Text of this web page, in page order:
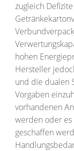
zugleich
hohen
Hersteller
und die dualen
Vorgaben
vorhandenen
werden oder es
geschaffen